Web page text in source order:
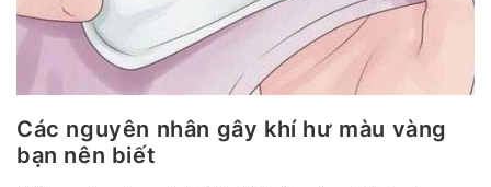
Các nguyên nhân gây khí hư màu vàng
bạn nên biết